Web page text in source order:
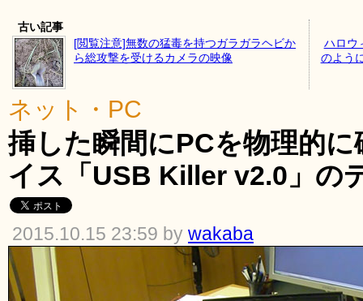
古い記事
[閲覧注意]無数の猛毒を持つガラガラヘビか
ら総攻撃を受けるカメラの映像
ハロウ
のよう
ネット・PC
挿した瞬間にPCを物理的
イス「USB Killer v2.0」の
2015.10.15 23:59 by wakaba